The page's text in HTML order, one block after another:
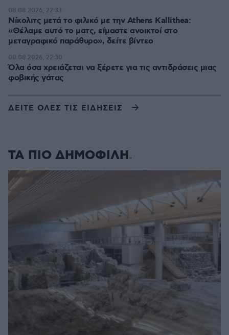
Νίκολιτς μετά το φιλικό με την Athens Kallithea:
«Θέλαμε αυτό το ματς, είμαστε ανοικτοί στο
μεταγραφικό παράθυρο», δείτε βίντεο
08.08.2026, 22:33
Όλα όσα χρειάζεται να ξέρετε για τις αντιδράσεις μιας
φοβικής γάτας
08.08.2026, 22:30
ΔΕΙΤΕ ΟΛΕΣ ΤΙΣ ΕΙΔΗΣΕΙΣ
ΤΑ ΠΙΟ ΔΗΜΟΦΙΛΗ